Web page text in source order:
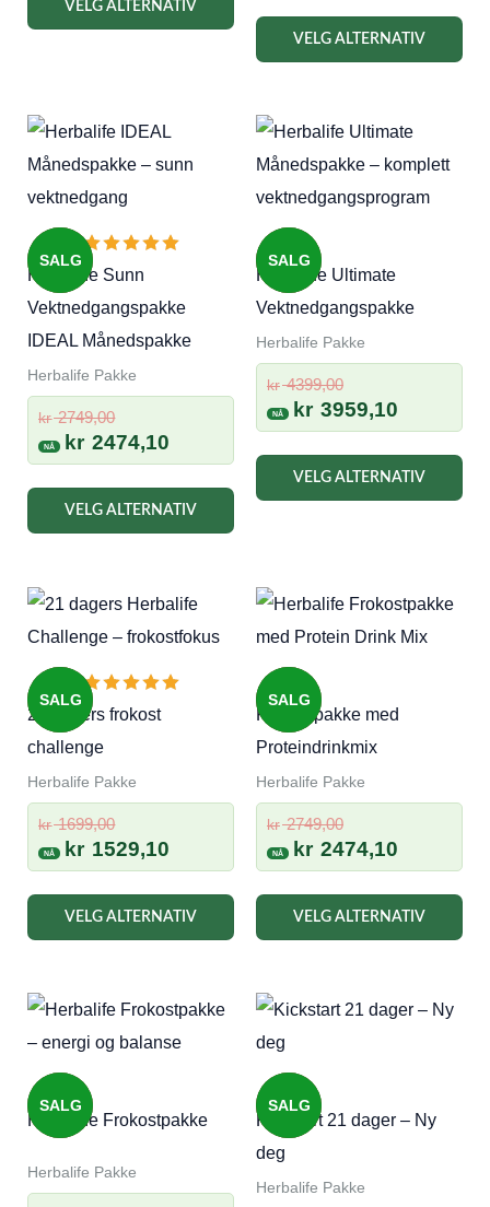
kr 1754,10.
VELG ALTERNATIV
kr 2399,00.
er:
kr
VELG ALTERNATIV
SALG
Herbalife Sunn
Vektnedgangspakke
IDEAL Månedspakke
Herbalife Pakke
kr2749,00Opprinnelig
pris
var:
kr 2749,00.
kr 2474,10
pris
er:
kr 2474,10.
VELG ALTERNATIV
SALG
Herbalife Ultimate
Vektnedgangspakke
Herbalife Pakke
kr4399,00Opprinnelig
pris
var:
kr 4399,00.
kr 3959,10
pris
er:
kr
VELG ALTERNATIV
SALG
21 dagers frokost
challenge
Herbalife Pakke
kr1699,00Opprinnelig
pris
var:
kr 1699,00.
kr 1529,10 Nåværende
pris
er:
kr 1529,10.
VELG ALTERNATIV
SALG
Frokostpakke med
Proteindrinkmix
Herbalife Pakke
kr2749,00Opprinnelig
pris
var:
kr 2749,00.
kr 2474,10
pris
er:
kr
VELG ALTERNATIV
SALG
Herbalife Frokostpakke
Herbalife Pakke
SALG
Kickstart 21 dager – Ny
deg
Herbalife Pakke